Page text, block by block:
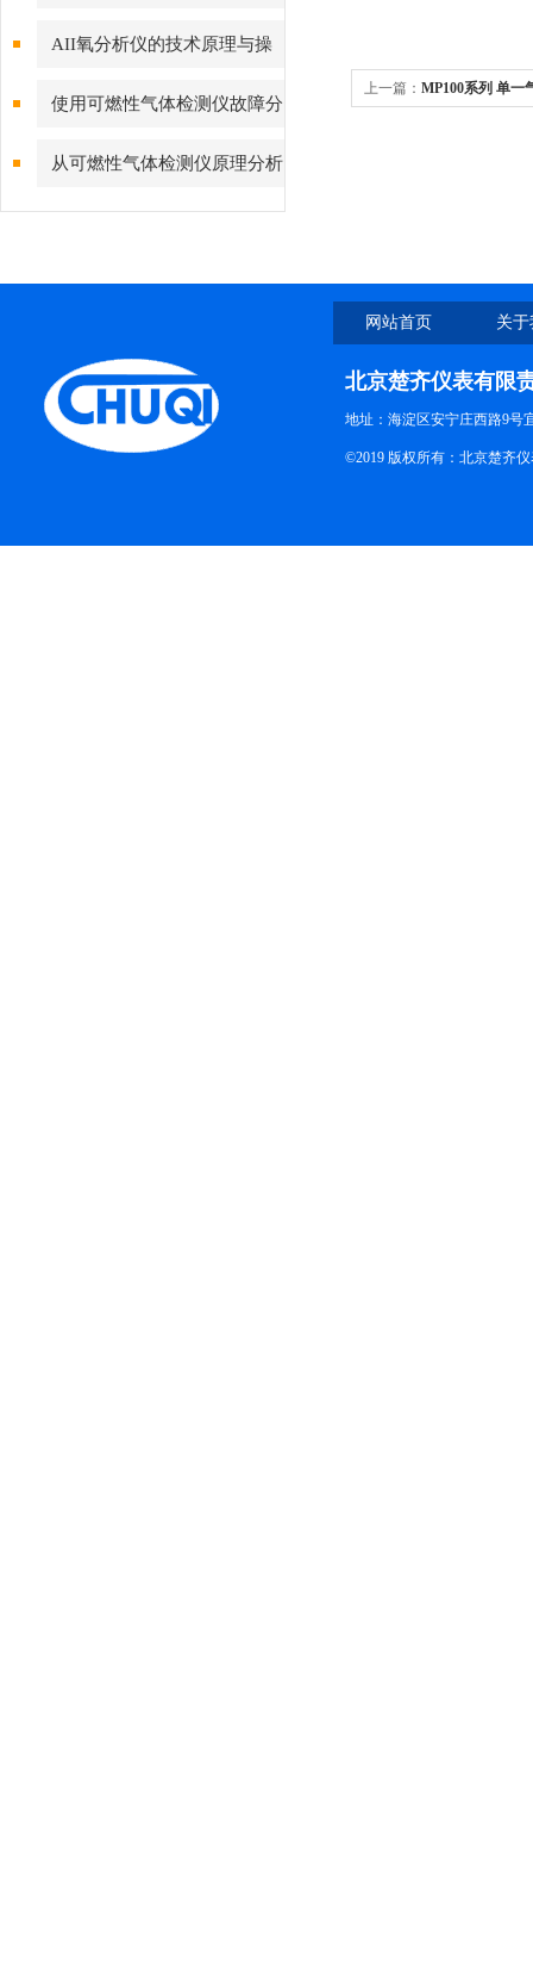
AII氧分析仪的技术原理与操
作指南
使用可燃性气体检测仪故障分
析及对策
从可燃性气体检测仪原理分析
故障的产生
上一篇： MP100系列 单一
网站首页 关
北京楚齐仪表有限
地址：海淀区安宁庄西路9号
©2019 版权所有：北京楚齐